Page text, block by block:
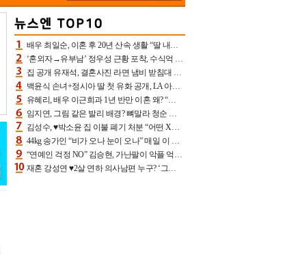
배우 최일순, 이혼 후 20년 산속 생활 “딸 내가 버렸다고 원망‥맘 아파”(특종)[어제TV]
‘혼외자→유부남’ 정우성 근황 포착, 수식억 해킹 피해 후배 만났다 “존경하는”
집 공개 유재석, 결혼사진 라면 냄비 받침대 되고 분노‥가족사진도 피해(놀뭐)[어제TV]
백윤식 손녀+정시아 딸 첫 유화 공개, LA 아트쇼→서울국제조각페스타 작가다운 수준급 실력
유혜리, 배우 이근희과 1년 반만 이혼 왜? “식칼 꽂고 의자 던져” 충격 폭로(특종)[어제TV]
임지연, 그림 같은 발리 배경? 뼈말라 청순 비키니 핏에 상대 안 되네
김성수, ♥박소윤 집 이불 폐기 처분 “어떤 X이랑 썼을지 몰라” 질투(신랑수업2)[어제TV]
44kg 송가인 “비가 오나 눈이 오나” 매일 이 운동, 허벅지 근육량 상승+체지방 감소
“연예인 걱정 NO” 김승현, 가난팔이 악플 억울할만‥아내+딸과 日 여행
재혼 강성연 ♥2살 연하 의사남편 누구? ‘그알’ 자문의에 훈남 비주얼 초엘리트 스펙 [종합]